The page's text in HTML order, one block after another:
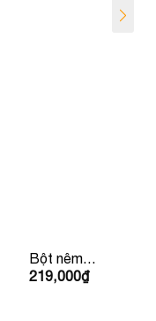
Bột nêm
Nhật Youki
219,000₫